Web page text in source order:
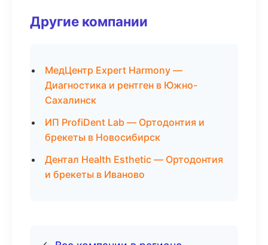
Другие компании
МедЦентр Expert Harmony —
Диагностика и рентген в Южно-
Сахалинск
ИП ProfiDent Lab — Ортодонтия и
брекеты в Новосибирск
Дентал Health Esthetic — Ортодонтия
и брекеты в Иваново